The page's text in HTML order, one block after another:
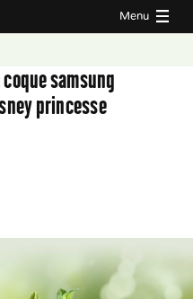
Menu
coque samsung
princesse